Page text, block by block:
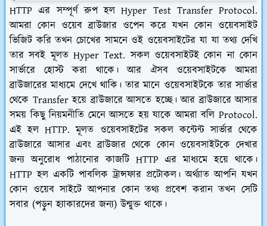
HTTP এর সম্পূর্ণ রুপ হল Hyper Test Transfer Protocol.
আমরা কোন ওয়েব ব্রাউজার ওপেন করে যখন কোন ওয়েবসাইট
ভিজিট করি তখন চোখের সামনে ওই ওয়েবসাইটের যা যা তথ্য দেখি
তার সবই মূলত Hyper Text. সকল ওয়েবসাইটই কোন না কোন
সার্ভারে হোস্ট করা থাকে। আর ঐসব ওয়েবসাইটকে আমরা
ব্রাউজারের মাধ্যমে দেখে থাকি। তার মানে ওয়েবসাইটকে তার সার্ভার
থেকে Transfer হয়ে ব্রাউজারে আসতে হচ্ছে। আর ব্রাউজারে আসার
সময় কিছু নিয়মনীতি মেনে আসতে হয় যাকে আমরা বলি Protocol.
এই হল HTTP. মূলত ওয়েবসাইটের সকল কন্টেন্ট সার্ভার থেকে
ব্রাউজারে আসার এবং ব্রাউজার থেকে কোন ওয়েবসাইটকে দেখার
জন্য অনুরোধ পাঠানোর কাজটি HTTP এর মাধ্যমে হয়ে থাকে।
HTTP হল একটি পাবলিক ট্রান্সফার প্রটোকল। অর্থ্যাত আপনি যখন
কোন ওয়েব সাইটে আপনার কোন তথ্য প্রবেশ করান তখন সেটি
সবার (পড়ুন হ্যাকারদের জন্য) উন্মুক্ত থাকে।